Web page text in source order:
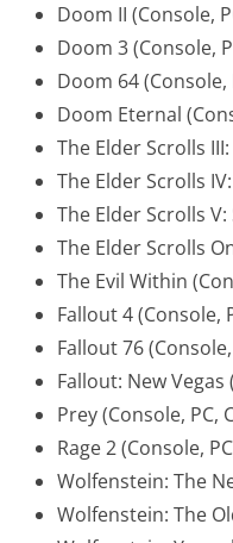
Doom II (Console,
Doom 3 (Console,
Doom 64 (Console,
Doom Eternal
The Elder Scrolls
The Elder Scrolls
The Elder Scrolls
The Elder Scrolls
The Evil Within
Fallout 4 (Console,
Fallout 76
Fallout: New Vegas
Prey (Console, PC,
Rage 2 (Console,
Wolfenstein: The
Wolfenstein: The